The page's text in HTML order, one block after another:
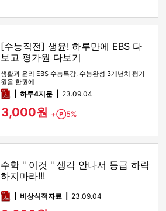
[수능직전] 생윤! 하루만에 EBS 다
보고 평가원 다보기
생활과 윤리 EBS 수능특강, 수능완성 3개년치 평가
원을 한권에
pdf하루4지문 23.09.04
3,000원 + Point
5%
수학 " 이것 " 생각 안나서 등급 하락
하지마라!!!
pdf비상식적자료 23.09.04